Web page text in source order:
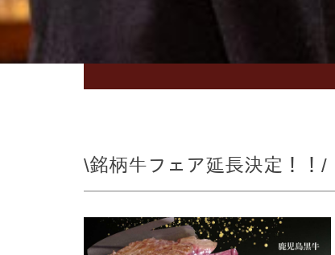
\銘柄牛フェア延長決定！！/